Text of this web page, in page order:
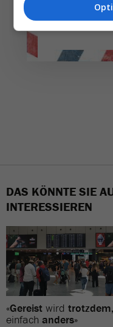
DAS KÖNNTE SIE
INTERESSIEREN
«Gereist wird trotzdem,
einfach anders»